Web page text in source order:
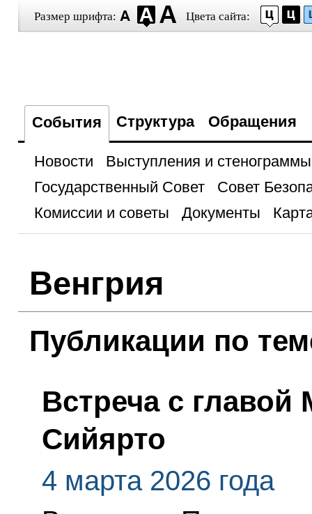
Размер шрифта: Цвета сайта:
События Структура Обращения
Новости
Выступления и стенограммы
Государственный Совет
Совет
Комиссии и советы
Документы
Венгрия
Публикации по
Встреча с
Сийярто
4 марта 2026 года